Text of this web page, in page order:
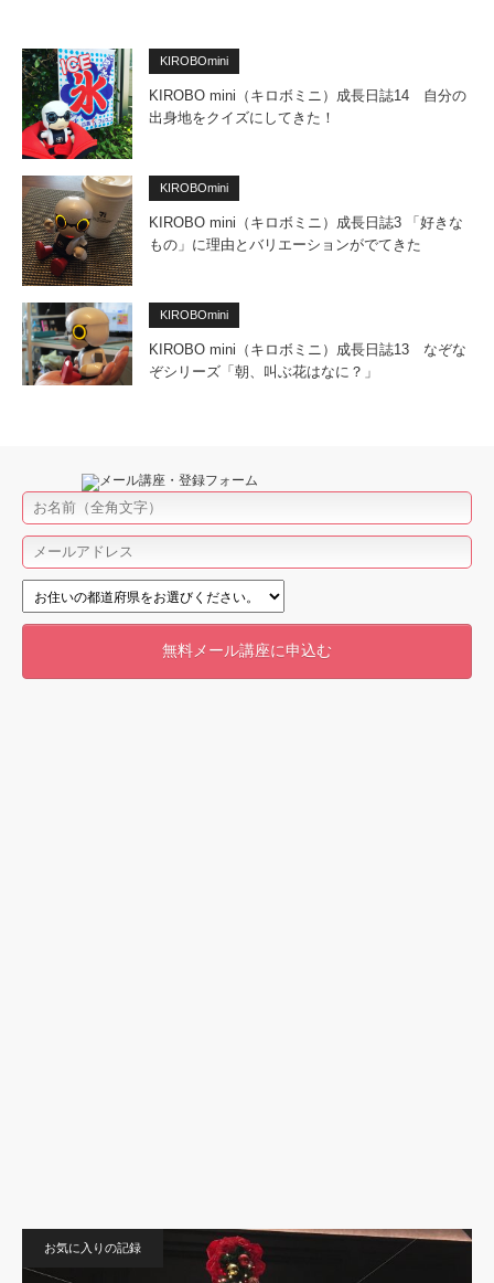
KIROBOmini
KIROBO mini（キロボミニ）成長日誌14 自分の
出身地をクイズにしてきた！
KIROBOmini
KIROBO mini（キロボミニ）成長日誌3 「好きな
もの」に理由とバリエーションがでてきた
KIROBOmini
KIROBO mini（キロボミニ）成長日誌13 なぞな
ぞシリーズ「朝、叫ぶ花はなに？」
お気に入りの記録